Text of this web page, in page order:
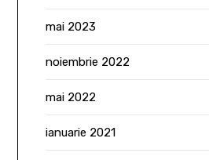
mai 2023
noiembrie 2022
mai 2022
ianuarie 2021